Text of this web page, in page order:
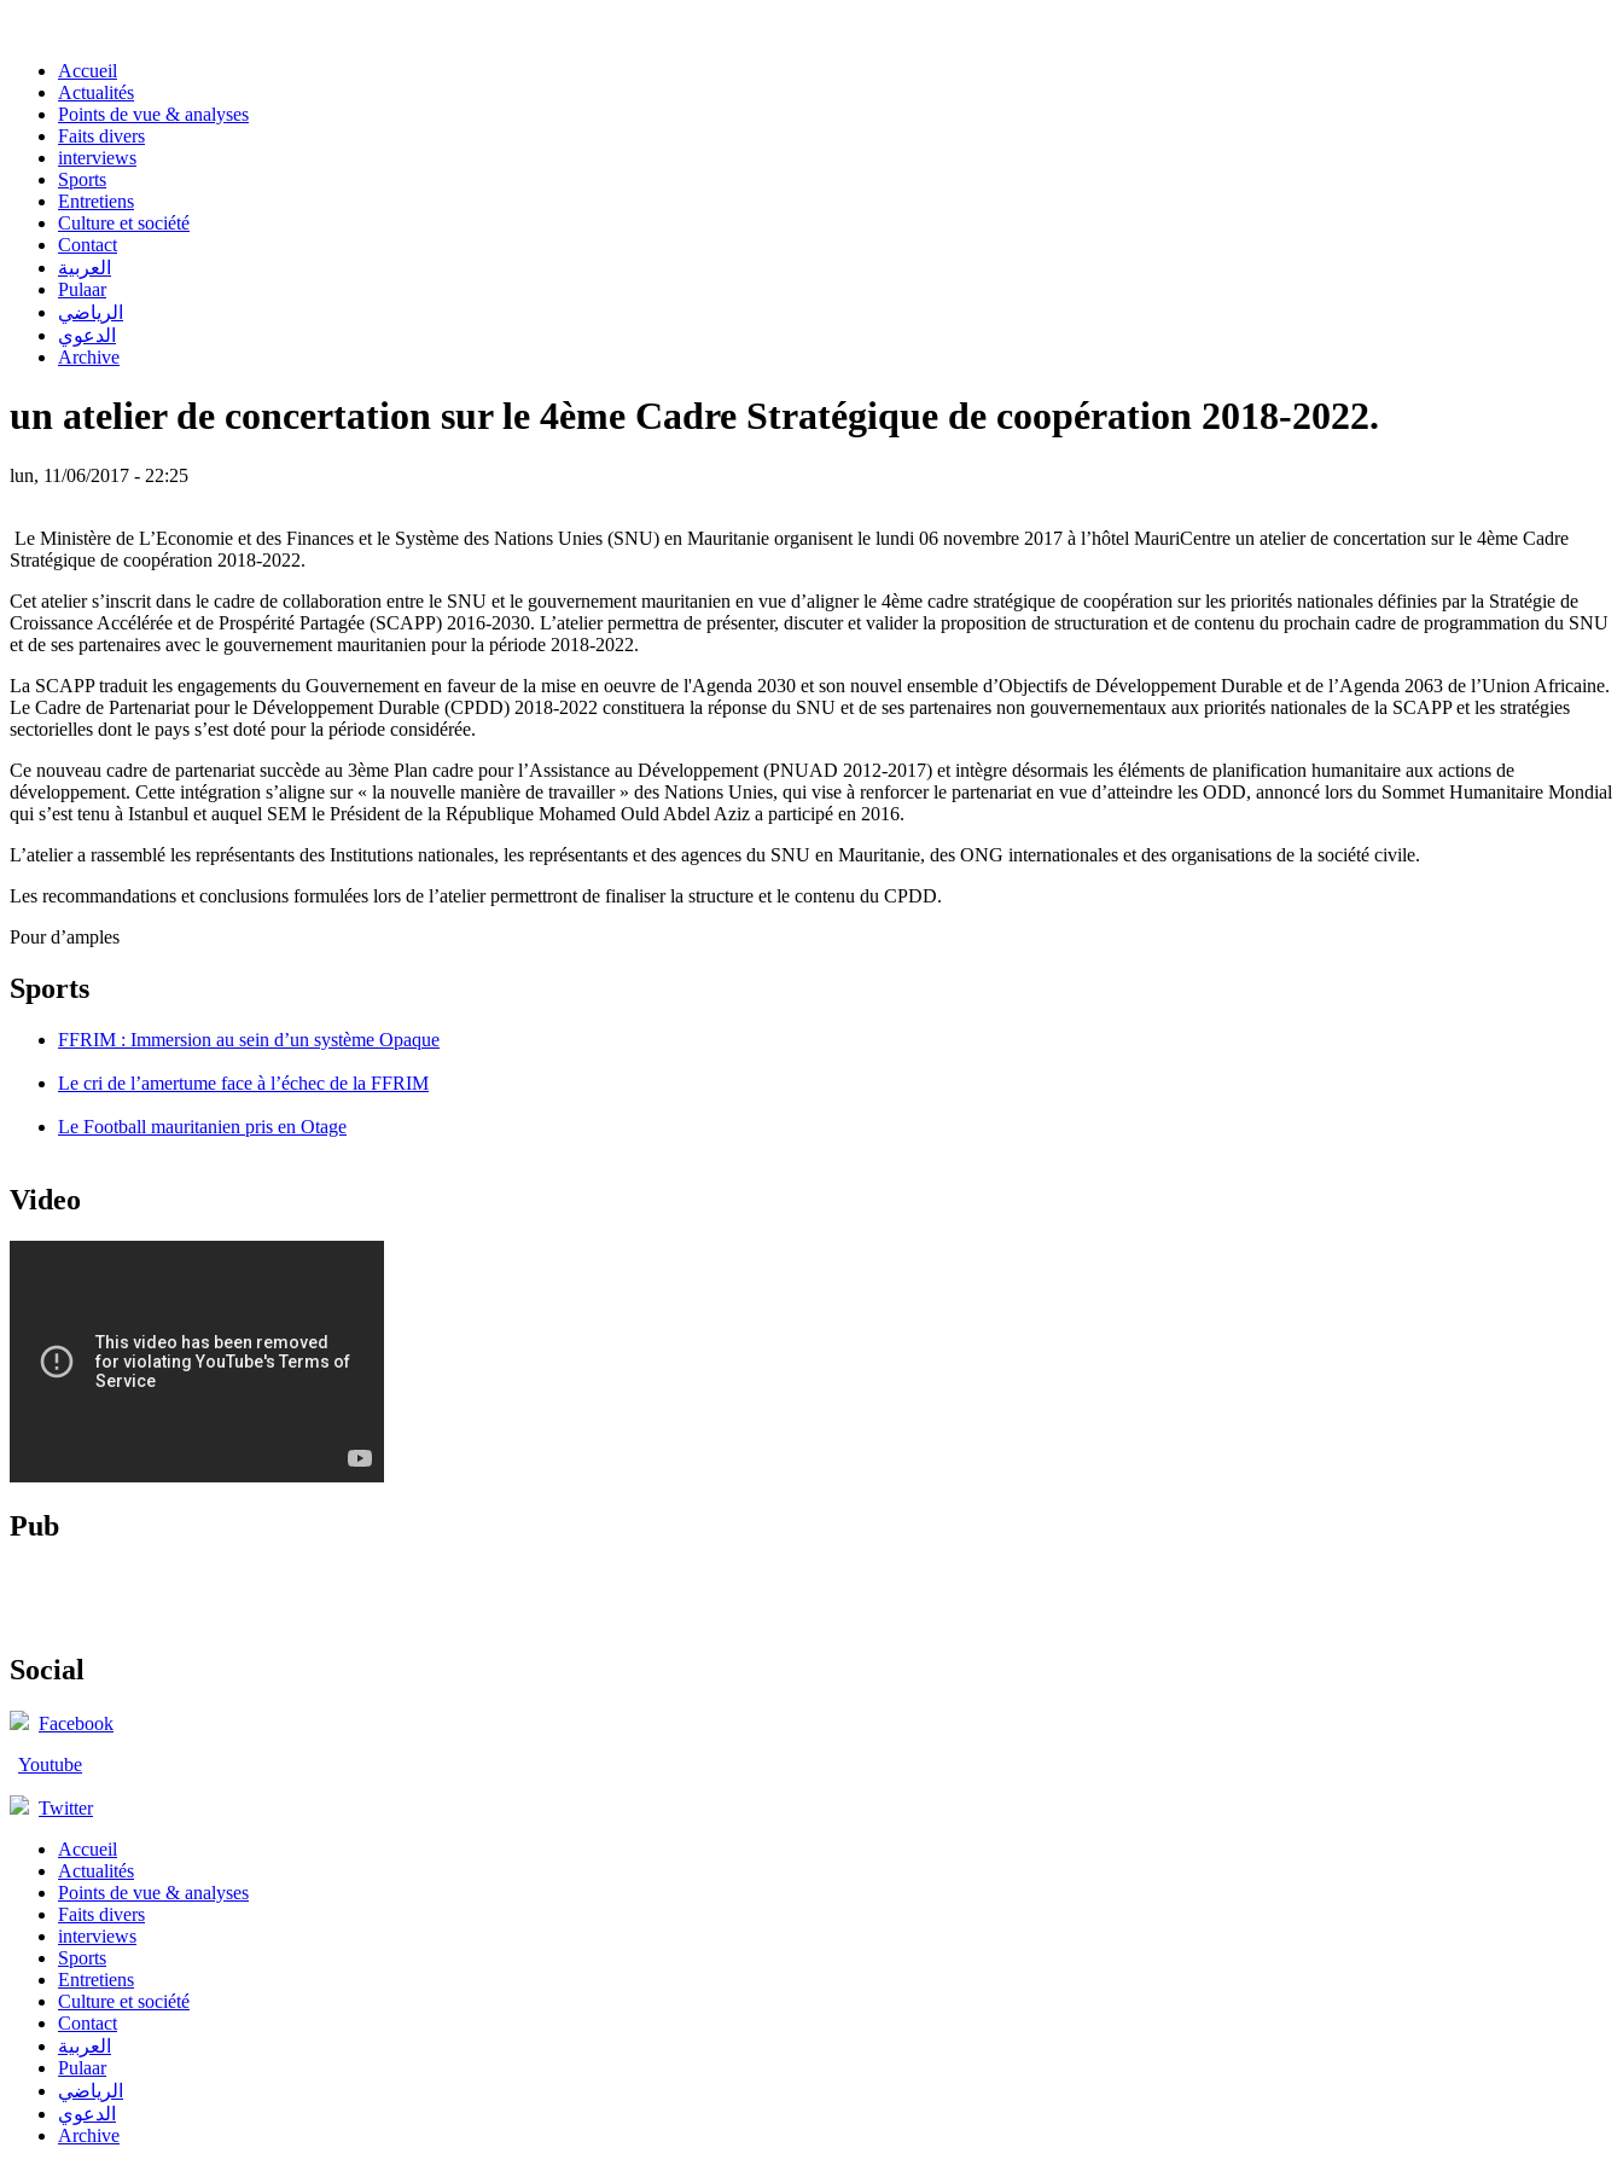
Accueil
Actualités
Points de vue & analyses
Faits divers
interviews
Sports
Entretiens
Culture et société
Contact
العربية
Pulaar
الرياضي
الدعوي
Archive
un atelier de concertation sur le 4ème Cadre Stratégique de coopération 2018-2022.
lun, 11/06/2017 - 22:25
Le Ministère de L’Economie et des Finances et le Système des Nations Unies (SNU) en Mauritanie organisent le lundi 06 novembre 2017 à l’hôtel MauriCentre un atelier de concertation sur le 4ème Cadre
Stratégique de coopération 2018-2022.
Cet atelier s’inscrit dans le cadre de collaboration entre le SNU et le gouvernement mauritanien en vue d’aligner le 4ème cadre stratégique de coopération sur les priorités nationales définies par la Stratégie de
Croissance Accélérée et de Prospérité Partagée (SCAPP) 2016-2030. L’atelier permettra de présenter, discuter et valider la proposition de structuration et de contenu du prochain cadre de programmation du SNU
et de ses partenaires avec le gouvernement mauritanien pour la période 2018-2022.
La SCAPP traduit les engagements du Gouvernement en faveur de la mise en oeuvre de l'Agenda 2030 et son nouvel ensemble d’Objectifs de Développement Durable et de l’Agenda 2063 de l’Union Africaine.
Le Cadre de Partenariat pour le Développement Durable (CPDD) 2018-2022 constituera la réponse du SNU et de ses partenaires non gouvernementaux aux priorités nationales de la SCAPP et les stratégies
sectorielles dont le pays s’est doté pour la période considérée.
Ce nouveau cadre de partenariat succède au 3ème Plan cadre pour l’Assistance au Développement (PNUAD 2012-2017) et intègre désormais les éléments de planification humanitaire aux actions de
développement. Cette intégration s’aligne sur « la nouvelle manière de travailler » des Nations Unies, qui vise à renforcer le partenariat en vue d’atteindre les ODD, annoncé lors du Sommet Humanitaire Mondial
qui s’est tenu à Istanbul et auquel SEM le Président de la République Mohamed Ould Abdel Aziz a participé en 2016.
L’atelier a rassemblé les représentants des Institutions nationales, les représentants et des agences du SNU en Mauritanie, des ONG internationales et des organisations de la société civile.
Les recommandations et conclusions formulées lors de l’atelier permettront de finaliser la structure et le contenu du CPDD.
Pour d’amples
Sports
FFRIM : Immersion au sein d’un système Opaque
Le cri de l’amertume face à l’échec de la FFRIM
Le Football mauritanien pris en Otage
Video
Pub
Social
Facebook
Youtube
Twitter
Accueil
Actualités
Points de vue & analyses
Faits divers
interviews
Sports
Entretiens
Culture et société
Contact
العربية
Pulaar
الرياضي
الدعوي
Archive